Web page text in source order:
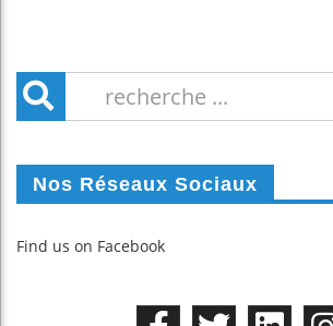
Nos Réseaux Sociaux
Find us on Facebook